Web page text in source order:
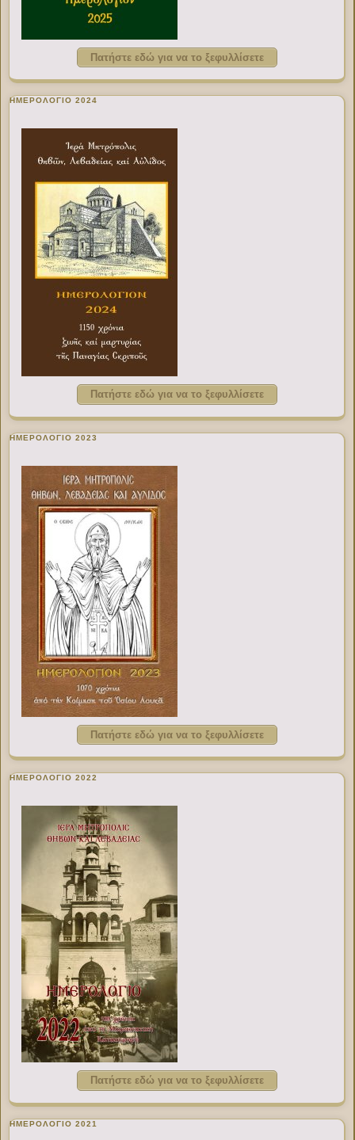
Πατήστε εδώ για να το ξεφυλλίσετε
ΗΜΕΡΟΛΟΓΙΟ 2024
Πατήστε εδώ για να το ξεφυλλίσετε
ΗΜΕΡΟΛΟΓΙΟ 2023
Πατήστε εδώ για να το ξεφυλλίσετε
ΗΜΕΡΟΛΟΓΙΟ 2022
Πατήστε εδώ για να το ξεφυλλίσετε
ΗΜΕΡΟΛΟΓΙΟ 2021